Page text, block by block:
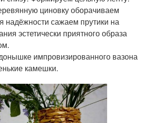
циновку оборачиваем
надёжности сажаем прутики на
эстетически приятного образа
импровизированного вазона
камешки.